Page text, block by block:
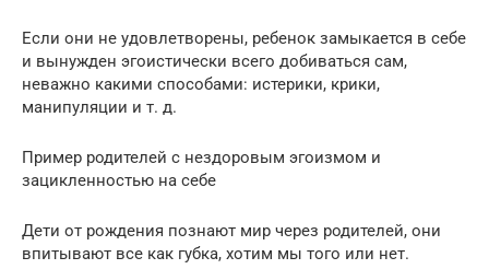
Если они не удовлетворены, ребенок замыкается в себе
и вынужден эгоистически всего добиваться сам,
неважно какими способами: истерики, крики,
манипуляции и т. д.
Пример родителей с нездоровым эгоизмом и
зацикленностью на себе
Дети от рождения познают мир через родителей, они
впитывают все как губка, хотим мы того или нет.